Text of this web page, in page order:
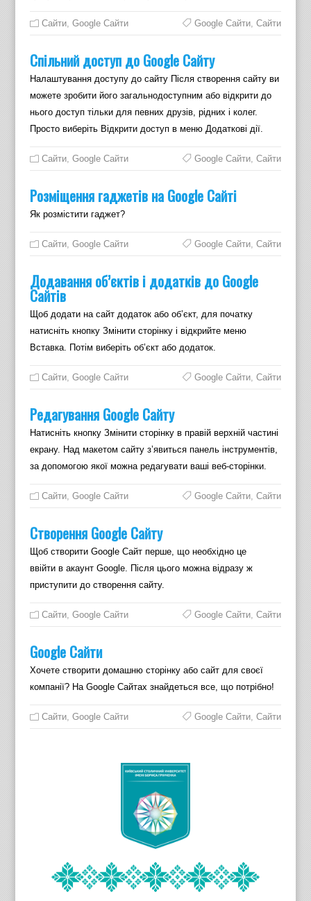
Cайти, Google Сайти Google Сайти,Сайти
Спільний доступ до Google Cайту
Налаштування доступу до сайту Після створення сайту ви
можете зробити його загальнодоступним або відкрити до
нього доступ тільки для певних друзів, рідних і колег.
Просто виберіть Відкрити доступ в меню Додаткові дії.
Cайти, Google Сайти Google Сайти,Сайти
Розміщення гаджетів на Google Cайті
Як розмістити гаджет?
Cайти, Google Сайти Google Сайти,Сайти
Додавання об’єктів і додатків до Google
Cайтів
Щоб додати на сайт додаток або об’єкт, для початку
натисніть кнопку Змінити сторінку і відкрийте меню
Вставка. Потім виберіть об’єкт або додаток.
Cайти, Google Сайти Google Сайти,Сайти
Редагування Google Cайту
Натисніть кнопку Змінити сторінку в правій верхній частині
екрану. Над макетом сайту з’явиться панель інструментів,
за допомогою якої можна редагувати ваші веб-сторінки.
Cайти, Google Сайти Google Сайти,Сайти
Cтворення Google Cайту
Щоб створити Google Сайт перше, що необхідно це
ввійти в акаунт Google. Після цього можна відразу ж
приступити до створення сайту.
Cайти, Google Сайти Google Сайти,Сайти
Google Сайти
Хочете створити домашню сторінку або сайт для своєї
компанії? На Google Сайтах знайдеться все, що потрібно!
Cайти, Google Сайти Google Сайти,Сайти